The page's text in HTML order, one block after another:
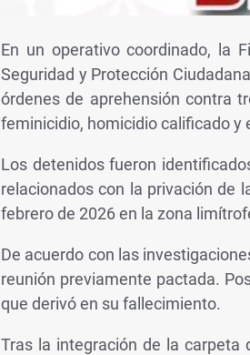
En un operativo coordinado, la
Seguridad y Protección
órdenes de aprehensión contra
feminicidio, homicidio calificado y
Los detenidos fueron
relacionados con la privación de
febrero de 2026 en la zona
De acuerdo con las
reunión previamente pactada.
que derivó en su fallecimiento.
Tras la integración de la carpeta